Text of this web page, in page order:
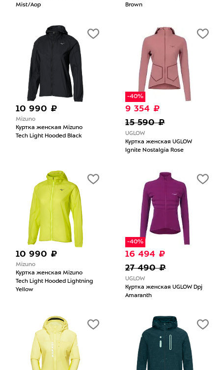
Mist/Aop
Brown
10 990 ₽
Mizuno
Куртка женская Mizuno
Tech Light Hooded Black
-40%
9 354 ₽
15 590 ₽
UGLOW
Куртка женская UGLOW
Ignite Nostalgia Rose
10 990 ₽
Mizuno
Куртка женская Mizuno
Tech Light Hooded Lightning
Yellow
-40%
16 494 ₽
27 490 ₽
UGLOW
Куртка женская UGLOW Dpj
Amaranth